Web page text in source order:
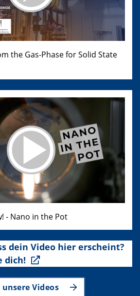
the Gas-Phase for Solid State
- Nano in the Pot
dein Video hier erscheint?
dich!
unsere Videos